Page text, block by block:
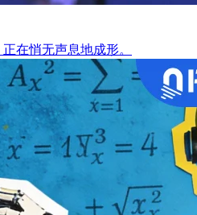
在悄无声息地成形。